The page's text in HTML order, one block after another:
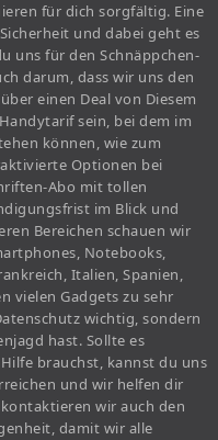
für dich sorgfältig. Eine
und dabei geht es
uns für den Schnäppchen-
darum, dass wir uns den
einen Deal von Diesem
sein, bei dem im
können, wie zum
Optionen bei
Abo mit tollen
im Blick und
Bereichen schauen wir
Notebooks,
Italien, Spanien,
vielen Gadgets zu sehr
wichtig, sondern
hast. Sollte es
brauchst, kannst du uns
und wir helfen dir
wir auch den
damit wir alle